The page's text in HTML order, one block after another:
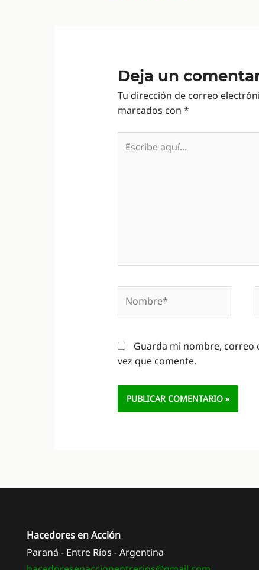
Deja un
Tu dirección de correo
marcados con *
aquí...
Guarda mi nombre, correo
vez que comente.
Hacedores en Acción
Paraná - Entre Ríos - Argentina